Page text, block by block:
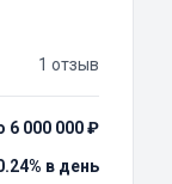
1 отзыв
6 000 000 ₽
в день